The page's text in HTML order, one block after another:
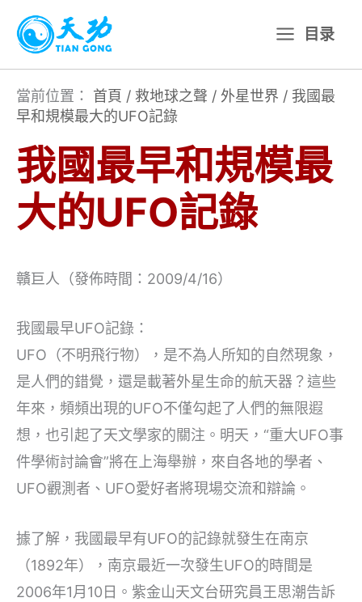
主
目录
當前位置： 首頁 / 救地球之聲 / 外星世界 / 我國最
早和規模最大的UFO記錄
我國最早和規模最
大的UFO記錄
贛巨人（發佈時間：2009/4/16）
我國最早UFO記錄：
UFO（不明飛行物），是不為人所知的自然現象，
是人們的錯覺，還是載著外星生命的航天器？這些
年來，頻頻出現的UFO不僅勾起了人們的無限遐
想，也引起了天文學家的關注。明天，“重大UFO事
件學術討論會”將在上海舉辦，來自各地的學者、
UFO觀測者、UFO愛好者將現場交流和辯論。
據了解，我國最早有UFO的記錄就發生在南京
（1892年），南京最近一次發生UFO的時間是
2006年1月10日。紫金山天文台研究員王思潮告訴